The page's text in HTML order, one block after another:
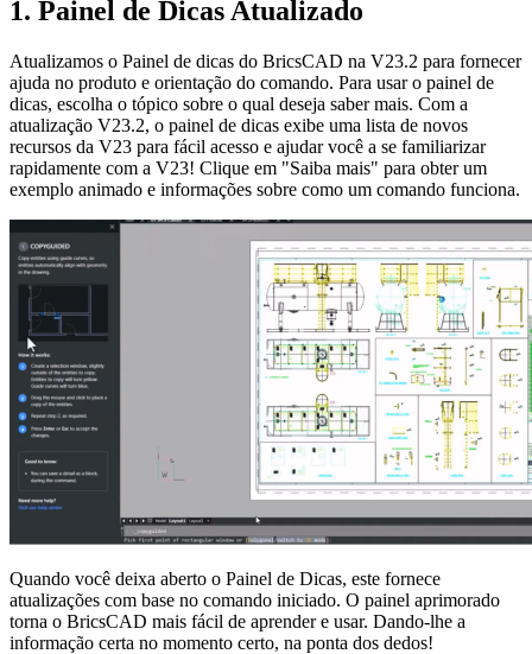
1. Painel de Dicas Atualizado
Atualizamos o Painel de dicas do BricsCAD na V23.2 para fornecer
ajuda no produto e orientação do comando. Para usar o painel de
dicas, escolha o tópico sobre o qual deseja saber mais. Com a
atualização V23.2, o painel de dicas exibe uma lista de novos
recursos da V23 para fácil acesso e ajudar você a se familiarizar
rapidamente com a V23! Clique em "Saiba mais" para obter um
exemplo animado e informações sobre como um comando funciona.
Quando você deixa aberto o Painel de Dicas, este fornece
atualizações com base no comando iniciado. O painel aprimorado
torna o BricsCAD mais fácil de aprender e usar. Dando-lhe a
informação certa no momento certo, na ponta dos dedos!